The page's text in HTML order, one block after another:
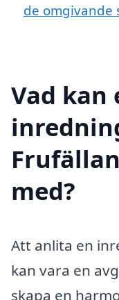
de omgivande
Vad kan
med?
Att anlita en
kan vara en
skapa en